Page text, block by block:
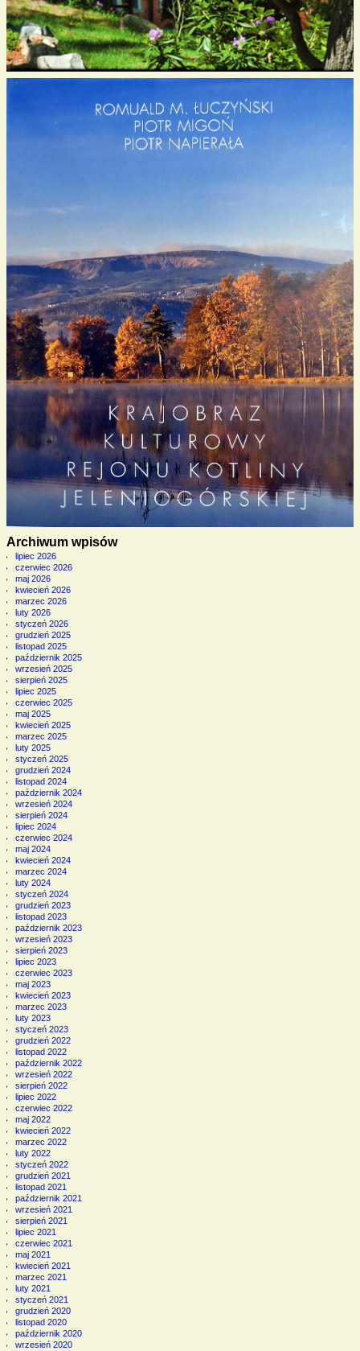
Archiwum wpisów
lipiec 2026
czerwiec 2026
maj 2026
kwiecień 2026
marzec 2026
luty 2026
styczeń 2026
grudzień 2025
listopad 2025
październik 2025
wrzesień 2025
sierpień 2025
lipiec 2025
czerwiec 2025
maj 2025
kwiecień 2025
marzec 2025
luty 2025
styczeń 2025
grudzień 2024
listopad 2024
październik 2024
wrzesień 2024
sierpień 2024
lipiec 2024
czerwiec 2024
maj 2024
kwiecień 2024
marzec 2024
luty 2024
styczeń 2024
grudzień 2023
listopad 2023
październik 2023
wrzesień 2023
sierpień 2023
lipiec 2023
czerwiec 2023
maj 2023
kwiecień 2023
marzec 2023
luty 2023
styczeń 2023
grudzień 2022
listopad 2022
październik 2022
wrzesień 2022
sierpień 2022
lipiec 2022
czerwiec 2022
maj 2022
kwiecień 2022
marzec 2022
luty 2022
styczeń 2022
grudzień 2021
listopad 2021
październik 2021
wrzesień 2021
sierpień 2021
lipiec 2021
czerwiec 2021
maj 2021
kwiecień 2021
marzec 2021
luty 2021
styczeń 2021
grudzień 2020
listopad 2020
październik 2020
wrzesień 2020